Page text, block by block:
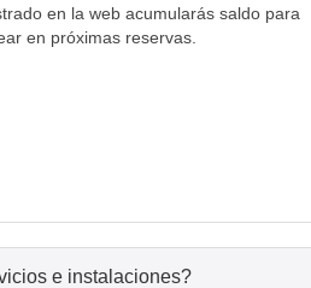
en la web acumularás saldo para
en próximas reservas.
e instalaciones?